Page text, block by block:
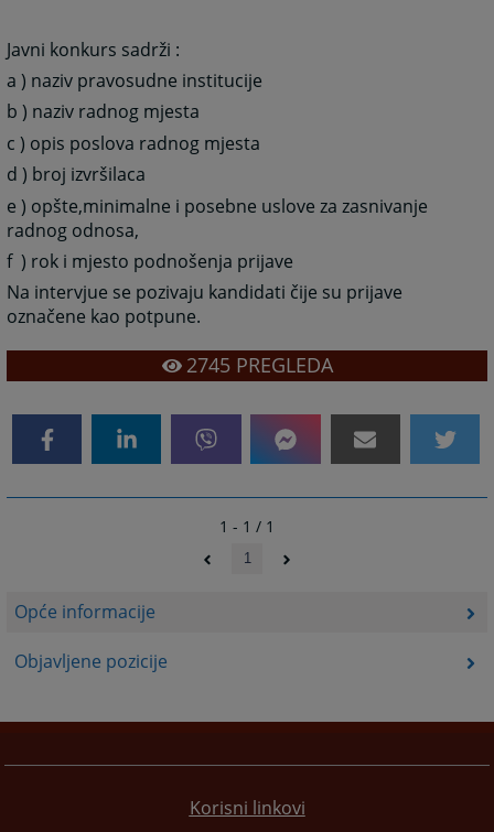
Opće informacije
Objavljene pozicije
Javni konkurs sadrži :
a ) naziv pravosudne institucije
b ) naziv radnog mjesta
c ) opis poslova radnog mjesta
d ) broj izvršilaca
e ) opšte,minimalne i posebne uslove za zasnivanje
radnog odnosa,
f ) rok i mjesto podnošenja prijave
Na intervjue se pozivaju kandidati čije su prijave
označene kao potpune.
2745PREGLEDA
1 - 1 / 1
1
Korisni linkovi